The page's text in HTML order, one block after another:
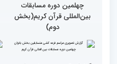
جزئیات دومین روز رقابت
بخش بانوان مسابقات